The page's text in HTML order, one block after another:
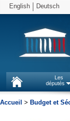
English Deutsch
Les
députés
Accueil > Budget et